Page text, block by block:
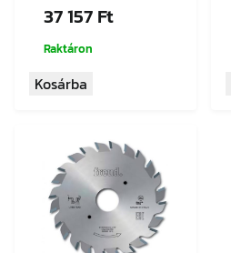
37 157Ft
Raktáron
Kosárba